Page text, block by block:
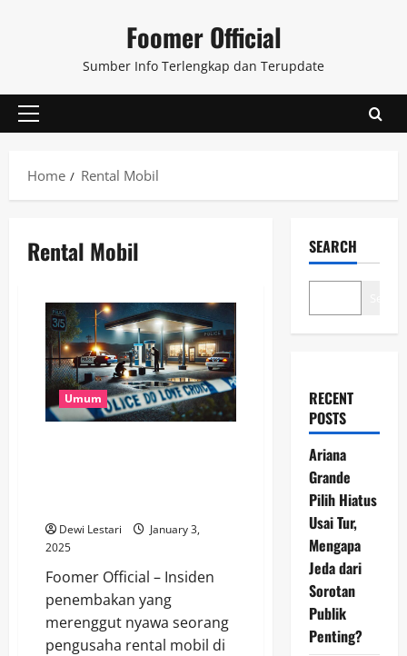
Foomer Official
Sumber Info Terlengkap dan Terupdate
Primary
Home
Rental Mobil
Rental Mobil
Umum
Dewi Lestari
January 3,
2025
Foomer Official – Insiden
penembakan yang
merenggut nyawa seorang
pengusaha rental mobil di
SEARCH
RECENT
POSTS
Ariana
Grande
Pilih Hiatus
Usai Tur,
Mengapa
Jeda dari
Sorotan
Publik
Penting?